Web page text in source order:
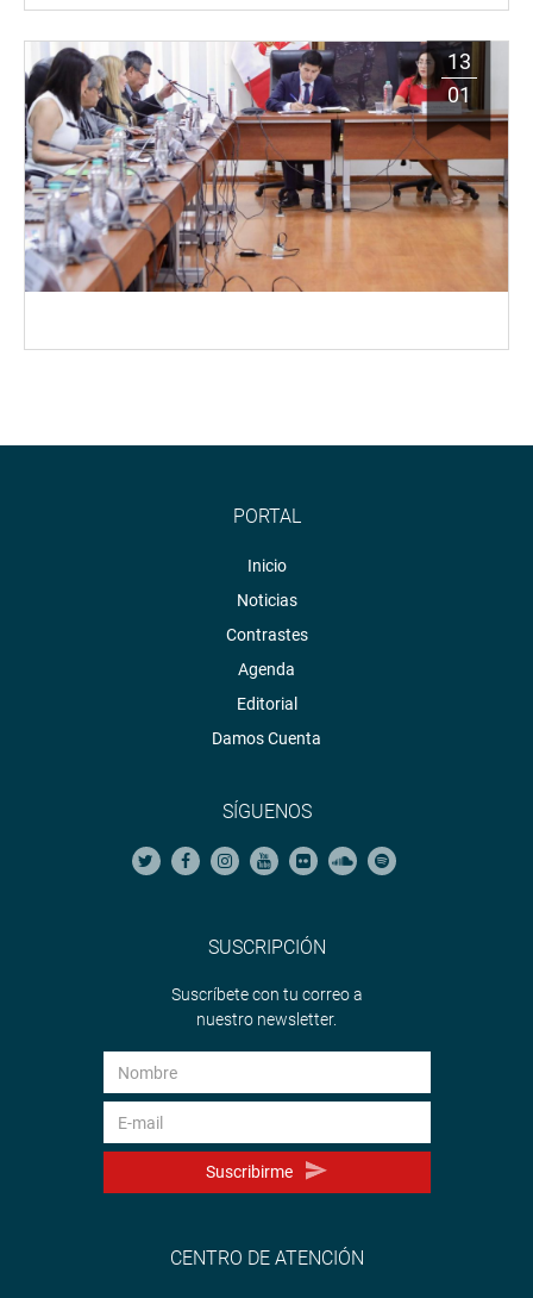
13
01
PORTAL
Inicio
Noticias
Contrastes
Agenda
Editorial
Damos Cuenta
SÍGUENOS
SUSCRIPCIÓN
Suscríbete con tu correo a
nuestro newsletter.
Suscribirme
CENTRO DE ATENCIÓN